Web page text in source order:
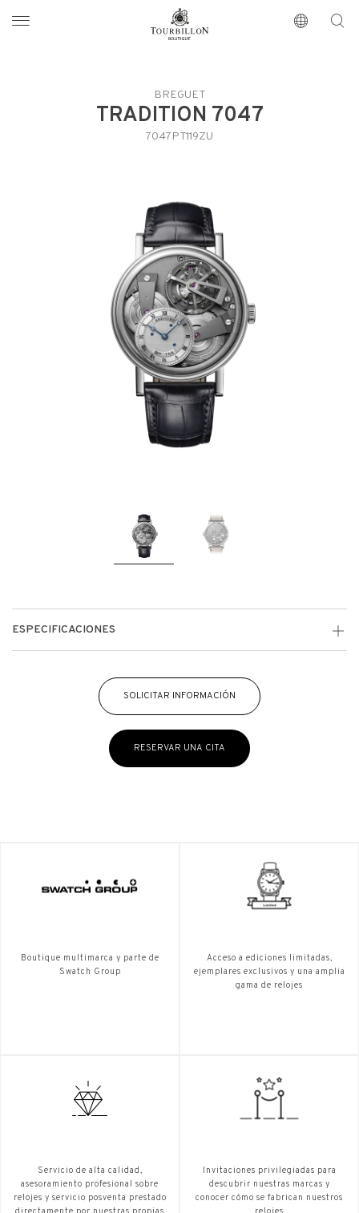
https://www.tourbillon.com/index.php/es
BREGUET
TRADITION 7047
7047PT119ZU
ESPECIFICACIONES
SOLICITAR INFORMACIÓN
RESERVAR UNA CITA
Boutique multimarca y parte de
Swatch Group
Acceso a ediciones limitadas,
ejemplares exclusivos y una amplia
gama de relojes
Servicio de alta calidad,
asesoramiento profesional sobre
relojes y servicio posventa prestado
Invitaciones privilegiadas para
descubrir nuestras marcas y
conocer cómo se fabrican nuestros